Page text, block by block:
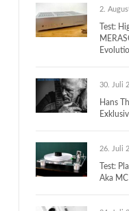
2.
Test:
30. Juli
Hans
26. Juli
Test:
Aka MC